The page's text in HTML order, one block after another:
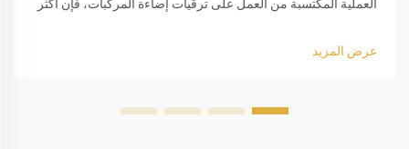
العملية المكتسبة من العمل على ترقيات إضاءة المركبات، فإن أكثر
القيادة...
عرض المزيد